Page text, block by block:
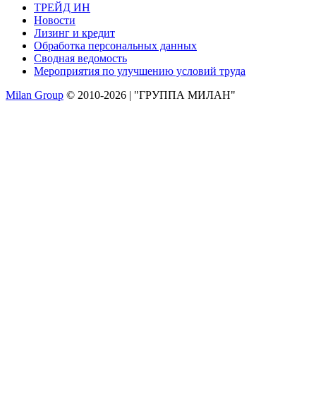
ТРЕЙД ИН
Новости
Лизинг и кредит
Обработка персональных данных
Сводная ведомость
Мероприятия по улучшению условий труда
Milan Group © 2010-2026 | "ГРУППА МИЛАН"